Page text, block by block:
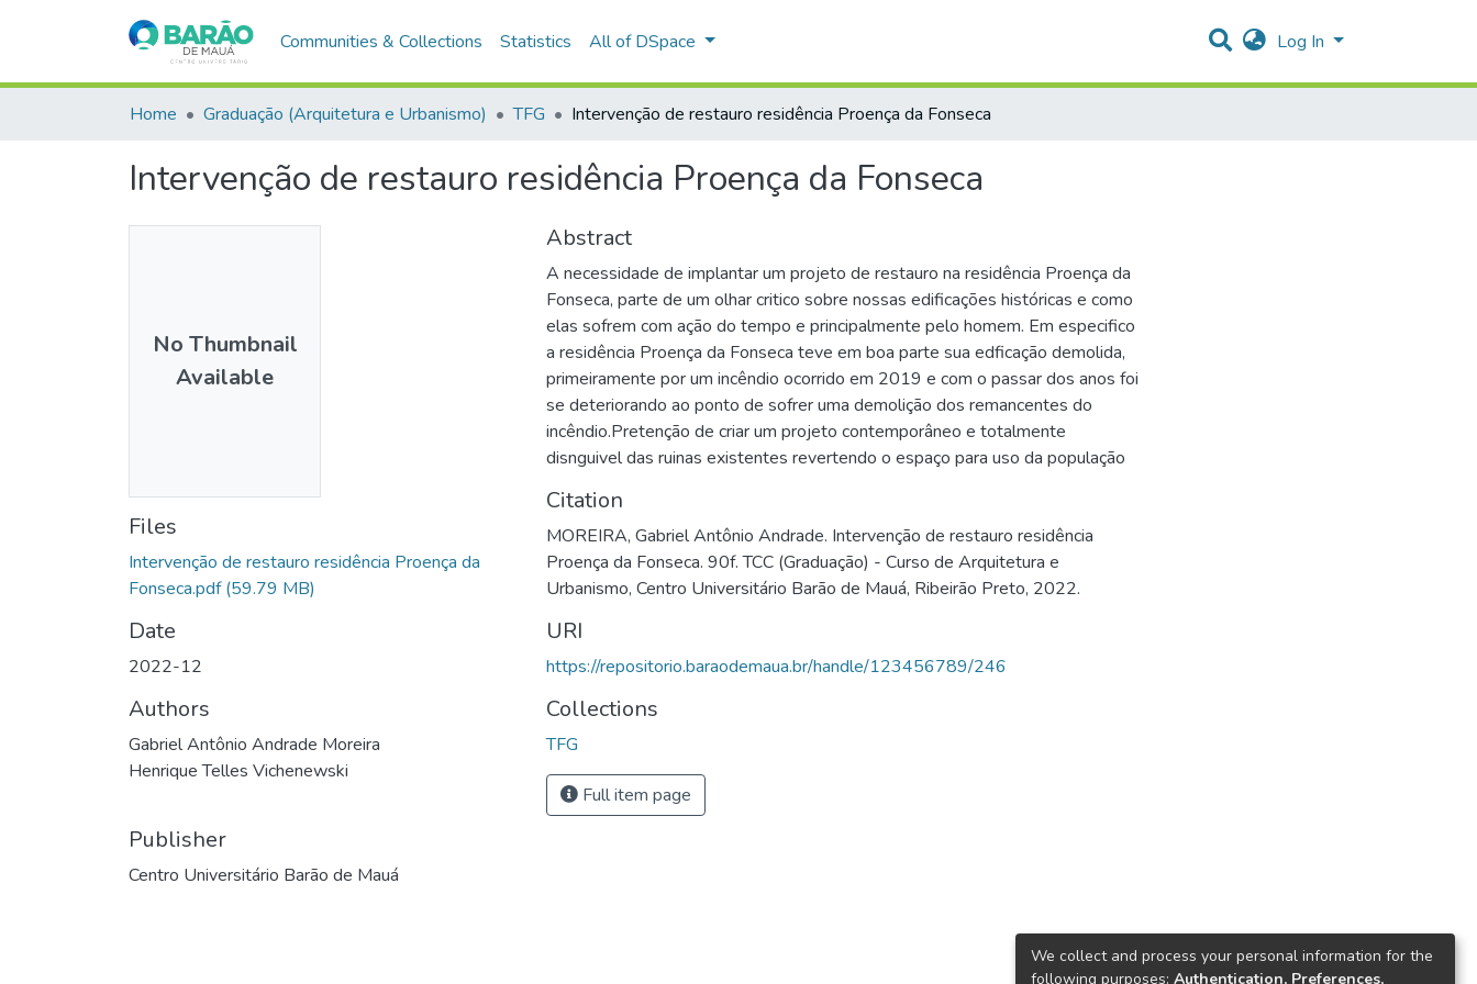
Communities & Collections Statistics All of DSpace Log In
Home Graduação (Arquitetura e Urbanismo) TFG Intervenção de restauro residência Proença da Fonseca
Intervenção de restauro residência Proença da Fonseca
No Thumbnail
Available
Files
Intervenção de restauro residência Proença da
Fonseca.pdf (59.79 MB)
Date
2022-12
Authors
Gabriel Antônio Andrade Moreira
Henrique Telles Vichenewski
Publisher
Centro Universitário Barão de Mauá
Abstract
A necessidade de implantar um projeto de restauro na residência Proença da
Fonseca, parte de um olhar critico sobre nossas edificações históricas e como
elas sofrem com ação do tempo e principalmente pelo homem. Em especifico
a residência Proença da Fonseca teve em boa parte sua edficação demolida,
primeiramente por um incêndio ocorrido em 2019 e com o passar dos anos foi
se deteriorando ao ponto de sofrer uma demolição dos remancentes do
incêndio.Pretenção de criar um projeto contemporâneo e totalmente
disnguivel das ruinas existentes revertendo o espaço para uso da população
Citation
MOREIRA, Gabriel Antônio Andrade. Intervenção de restauro residência
Proença da Fonseca. 90f. TCC (Graduação) - Curso de Arquitetura e
Urbanismo, Centro Universitário Barão de Mauá, Ribeirão Preto, 2022.
URI
https://repositorio.baraodemaua.br/handle/123456789/246
Collections
TFG
Full item page
We collect and process your personal information for the
following purposes: Authentication, Preferences,